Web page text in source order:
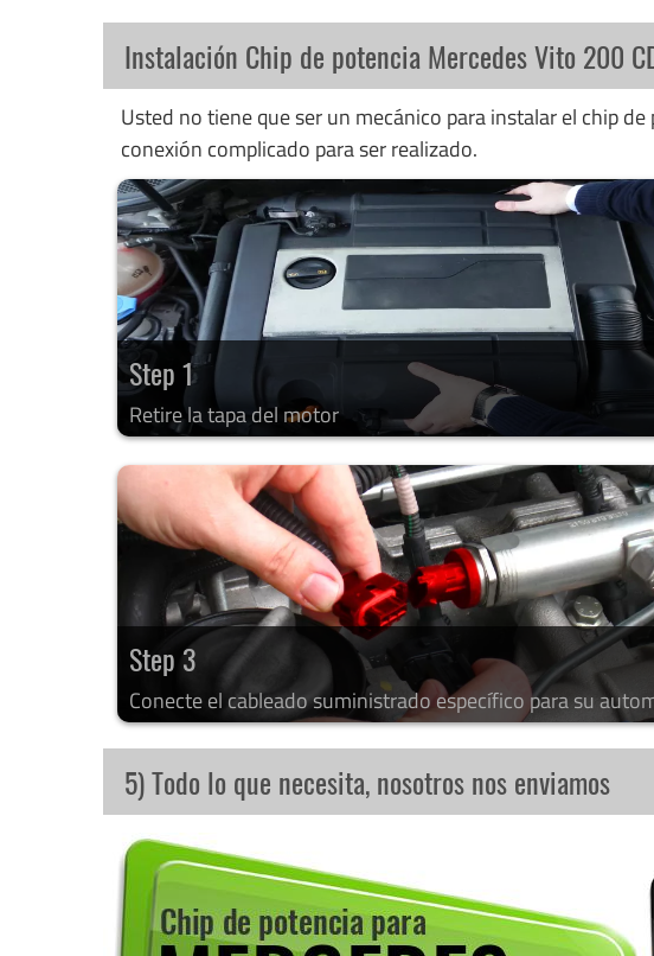
Instalación Chip de potencia Mercedes Vito 200
Usted no tiene que ser un mecánico para instalar el chip
conexión complicado para ser realizado.
Step 1
Retire la tapa del motor
Step 3
Conecte el cableado suministrado específico para su
5) Todo lo que necesita, nosotros nos enviamos